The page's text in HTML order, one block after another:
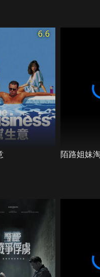
。而史黛拉的戀
逐漸勾出她心中的
6.6
陌路姐妹